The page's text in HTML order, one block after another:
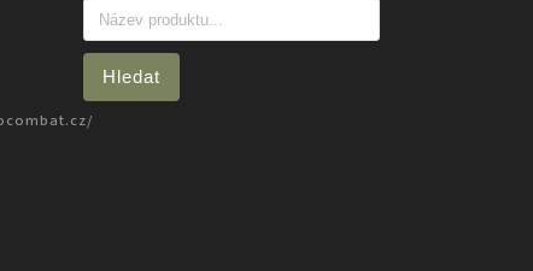
Hledat